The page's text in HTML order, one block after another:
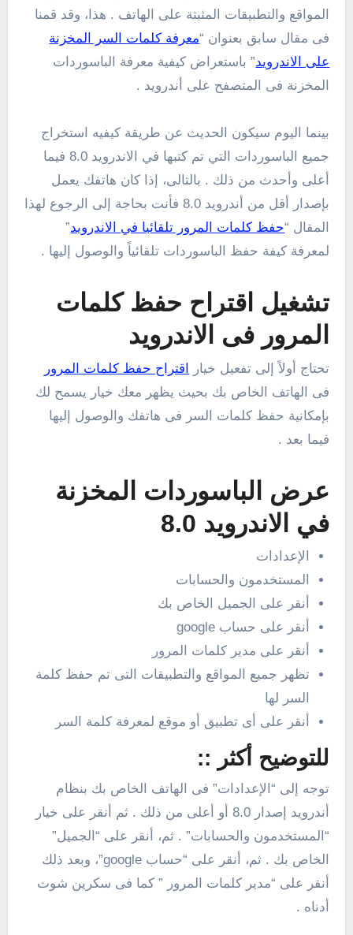
المواقع والتطبيقات المثبتة على الهاتف . هذا، وقد قمنا
فى مقال سابق بعنوان “معرفة كلمات السر المخزنة
على الاندرويد” باستعراض كيفية معرفة الباسوردات
المخزنة فى المتصفح على أندرويد .
بينما اليوم سيكون الحديث عن طريقة كيفيه استخراج
جميع الباسوردات التي تم كتبها في الاندرويد 8.0 فيما
أعلى وأحدث من ذلك . بالتالى، إذا كان هاتفك يعمل
بإصدار أقل من أندرويد 8.0 فأنت بحاجة إلى الرجوع لهذا
المقال “حفظ كلمات المرور تلقائيا في الاندرويد”
لمعرفة كيفة حفظ الباسوردات تلقائياً والوصول إليها .
تشغيل اقتراح حفظ كلمات
المرور فى الاندرويد
تحتاج أولاً إلى تفعيل خيار
اقتراح حفظ كلمات المرور
فى الهاتف الخاص بك بحيث يظهر معك خيار يسمح لك
بإمكانية حفظ كلمات السر فى هاتفك والوصول إليها
فيما بعد .
عرض الباسوردات المخزنة
في الاندرويد 8.0
الإعدادات
المستخدمون والحسابات
أنقر على الجميل الخاص بك
أنقر على حساب google
أنقر على مدير كلمات المرور
تظهر جميع المواقع والتطبيقات التى تم حفظ كلمة
السر لها
أنقر على أى تطبيق أو موقع لمعرفة كلمة السر
للتوضيح أكثر ::
توجه إلى “الإعدادات” فى الهاتف الخاص بك بنظام
أندرويد إصدار 8.0 أو أعلى من ذلك . ثم أنقر على خيار
“المستخدمون والحسابات” . ثم، أنقر على “الجميل”
الخاص بك . ثم، أنقر على “حساب google”، وبعد ذلك
أنقر على “مدير كلمات المرور ” كما فى سكرين شوت
أدناه .